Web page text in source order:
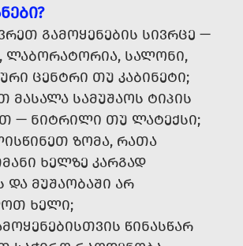
ᲒᲐᲛᲝᲧᲔᲜᲔᲑᲘᲡ ᲡᲘᲕᲠᲪᲔ —
ᲚᲐᲑᲝᲠᲐᲢᲝᲠᲘᲐ, ᲡᲐᲚᲝᲜᲘ,
ᲪᲔᲜᲢᲠᲘ ᲗᲣ ᲙᲐᲑᲘᲜᲔᲢᲘ;
ᲛᲐᲡᲐᲚᲐ ᲡᲐᲛᲣᲨᲐᲝᲡ ᲢᲘᲞᲘᲡ
— ᲜᲘᲢᲠᲘᲚᲘ ᲗᲣ ᲚᲐᲢᲔᲥᲡᲘ;
ᲖᲝᲛᲐ, ᲠᲐᲗᲐ
ᲮᲔᲚᲖᲔ ᲙᲐᲠᲒᲐᲓ
ᲓᲐ ᲛᲣᲨᲐᲝᲑᲐᲨᲘ ᲐᲠ
ᲮᲔᲚᲘ;
ᲬᲘᲜᲐᲡᲬᲐᲠ